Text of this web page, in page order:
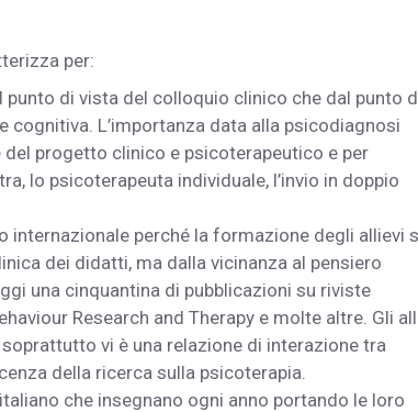
per:
di vista del colloquio clinico che dal punto
L’importanza data alla psicodiagnosi
progetto clinico e psicoterapeutico e per
lo psicoterapeuta individuale, l’invio in doppio
internazionale perché la formazione degli allievi
dei didatti, ma dalla vicinanza al pensiero
una cinquantina di pubblicazioni su riviste
Research and Therapy e molte altre. Gli
vi è una relazione di interazione tra
della ricerca sulla psicoterapia.
che insegnano ogni anno portando le loro